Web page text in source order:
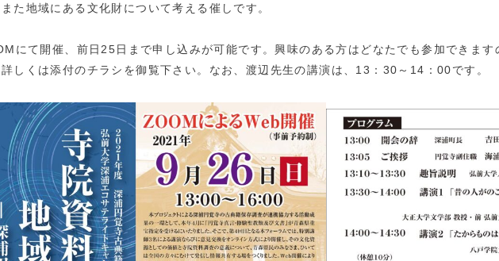
た地域にある文化財について考える催しです。
にて開催、前日25日まで申し込みが可能です。興味のある方はどなたでも参加できます
詳しくは添付のチラシを御覧下さい。 なお、渡辺先生の講演は、13：30～14：00です。